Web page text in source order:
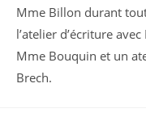
Mme Billon durant
l’atelier d’écriture
Mme Bouquin et un
Brech.